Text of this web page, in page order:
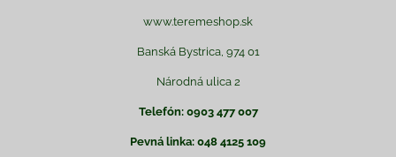
www.teremeshop.sk
Banská Bystrica, 974 01
Národná ulica 2
Telefón: 0903 477 007
Pevná linka: 048 4125 109